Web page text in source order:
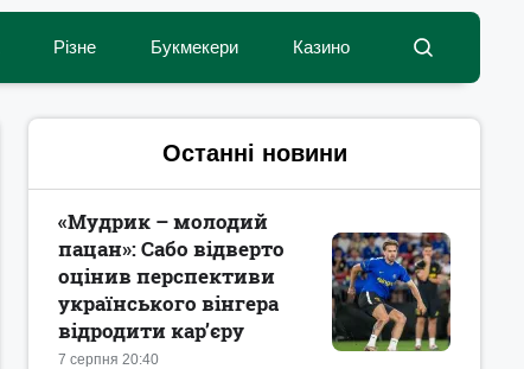
Різне Букмекери Казино
Останні новини
7 серпня 20:40
«Мудрик – молодий
пацан»: Сабо відверто
оцінив перспективи
українського вінгера
відродити кар’єру